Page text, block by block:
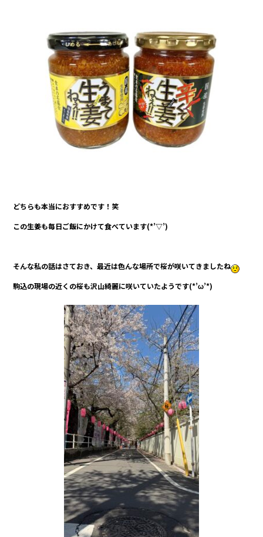
どちらも本当におすすめです！笑
この生姜も毎日ご飯にかけて食べています(*’▽’)
そんな私の話はさておき、最近は色んな場所で桜が咲いてきましたね
駒込の現場の近くの桜も沢山綺麗に咲いていたようです(*’ω’*)